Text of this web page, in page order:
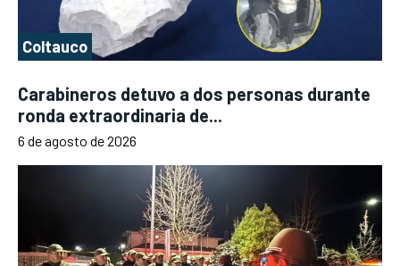
Coltauco
Carabineros detuvo a dos personas durante
ronda extraordinaria de...
6 de agosto de 2026